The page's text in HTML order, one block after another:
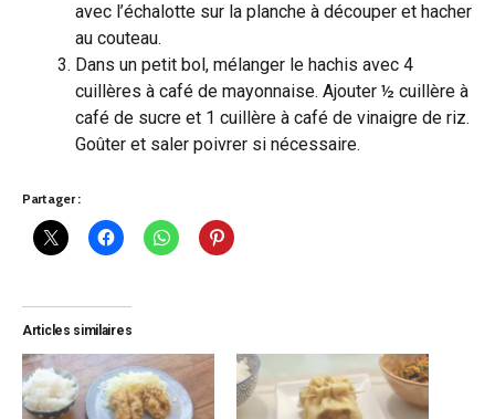
avec l’échalotte sur la planche à découper et hacher
au couteau.
Dans un petit bol, mélanger le hachis avec 4
cuillères à café de mayonnaise. Ajouter ½ cuillère à
café de sucre et 1 cuillère à café de vinaigre de riz.
Goûter et saler poivrer si nécessaire.
Partager :
Articles similaires